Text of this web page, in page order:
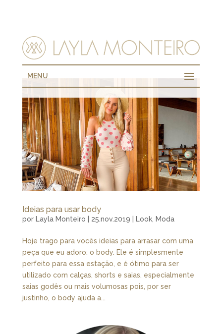
MENU
Ideias para usar body
por Layla Monteiro 25.nov.2019 Look, Moda
Hoje trago para vocês ideias para arrasar com uma
peça que eu adoro: o body. Ele é simplesmente
perfeito para essa estação, e é ótimo para ser
utilizado com calças, shorts e saias, especialmente
saias godês ou mais volumosas pois, por ser
justinho, o body ajuda a...